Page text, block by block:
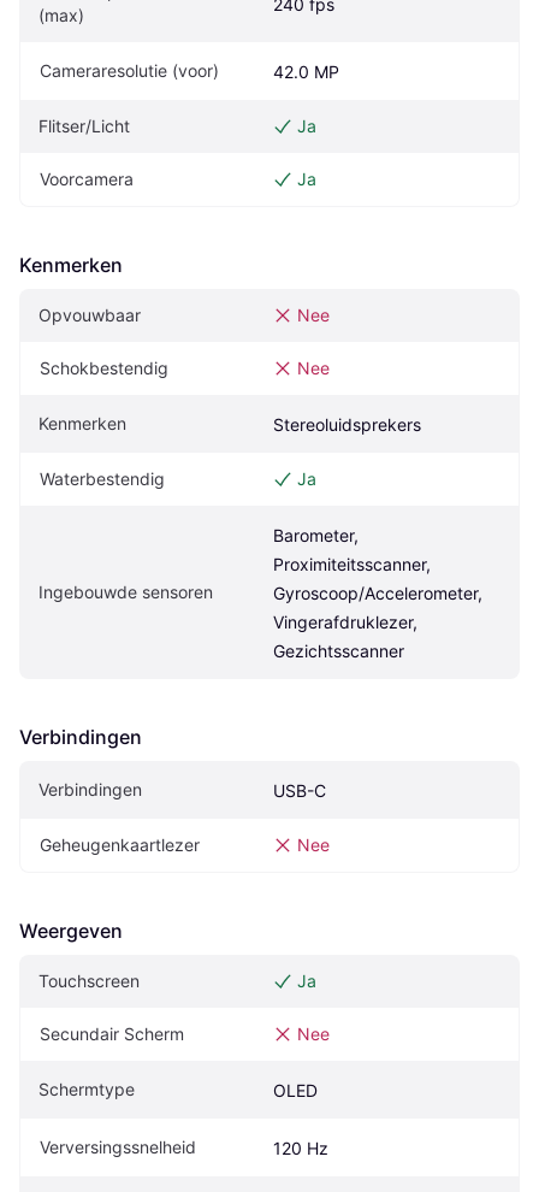
(max)
240 fps
Cameraresolutie (voor) 42.0 MP
Flitser/Licht Ja
Voorcamera Ja
Kenmerken
Opvouwbaar Nee
Schokbestendig Nee
Kenmerken Stereoluidsprekers
Waterbestendig Ja
Ingebouwde sensoren
Barometer,
Proximiteitsscanner,
Gyroscoop/Accelerometer,
Vingerafdruklezer,
Gezichtsscanner
Verbindingen
Verbindingen USB-C
Geheugenkaartlezer Nee
Weergeven
Touchscreen Ja
Secundair Scherm Nee
Schermtype OLED
Verversingssnelheid 120 Hz